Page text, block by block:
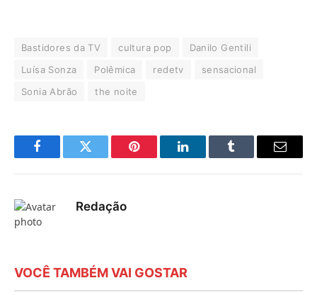
Bastidores da TV cultura pop
Danilo Gentili
Luísa Sonza
Polêmica redetv
sensacional
Sonia Abrão
the noite
FacebookTwitter Pinterest LinkedInTumblr
E-
Redação
VOCÊ TAMBÉM VAI GOSTAR